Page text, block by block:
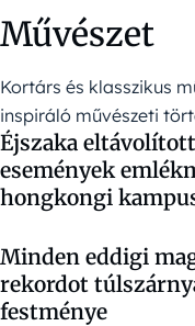
Művészet
Kortárs és klasszikus
inspiráló művészeti
Éjszaka
események
hongkongi
Minden eddigi
rekordot
festménye